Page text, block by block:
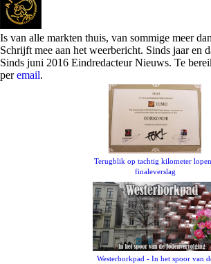
Is van alle markten thuis, van sommige meer
Schrijft mee aan het weerbericht. Sinds jaar en
Sinds juni 2016 Eindredacteur Nieuws. Te
peremail.
Terugblik op tachtig kilometer
finaleverslag
Westerborkpad - In het spoor van